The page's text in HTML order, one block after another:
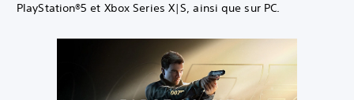
PlayStation®5 et Xbox Series X|S, ainsi que sur PC.